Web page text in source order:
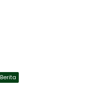
Berita